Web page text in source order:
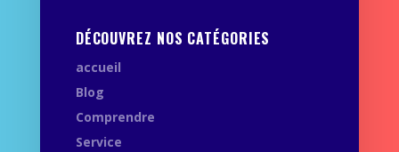
DÉCOUVREZ NOS CATÉGORIES
accueil
Blog
Comprendre
Service